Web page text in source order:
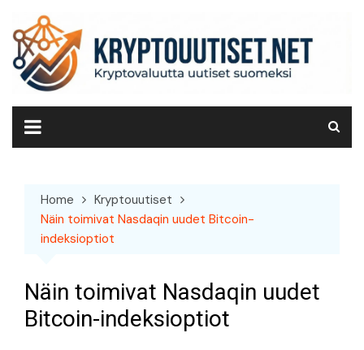
content
Home
Kryptouutiset
Näin toimivat Nasdaqin uudet Bitcoin-
indeksioptiot
Näin toimivat Nasdaqin uudet
Bitcoin-indeksioptiot